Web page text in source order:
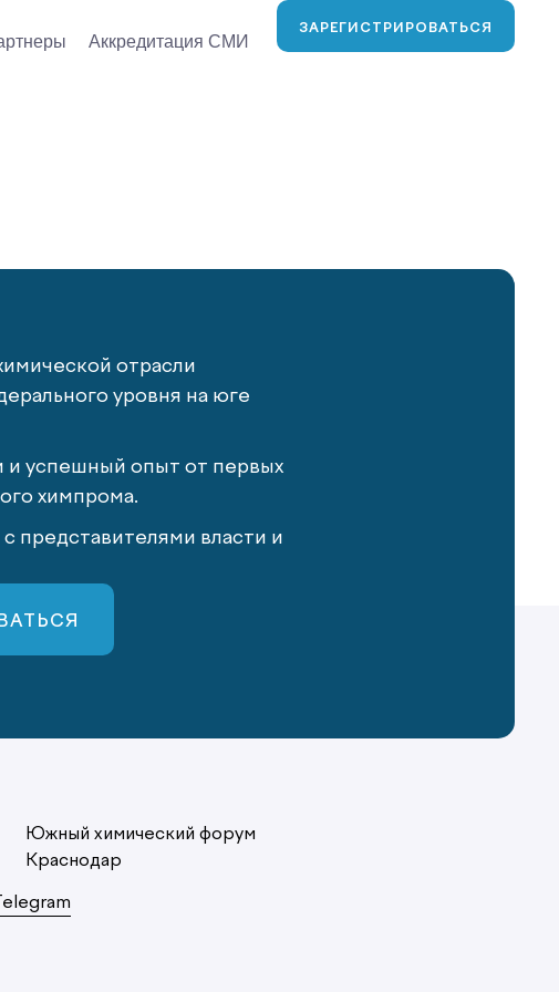
Аккредитация СМИ
ЗАРЕГИСТРИРОВАТЬСЯ
отрасли
уровня на юге
и успешный опыт от первых
химпрома.
представителями власти и
Южный химический форум
Краснодар